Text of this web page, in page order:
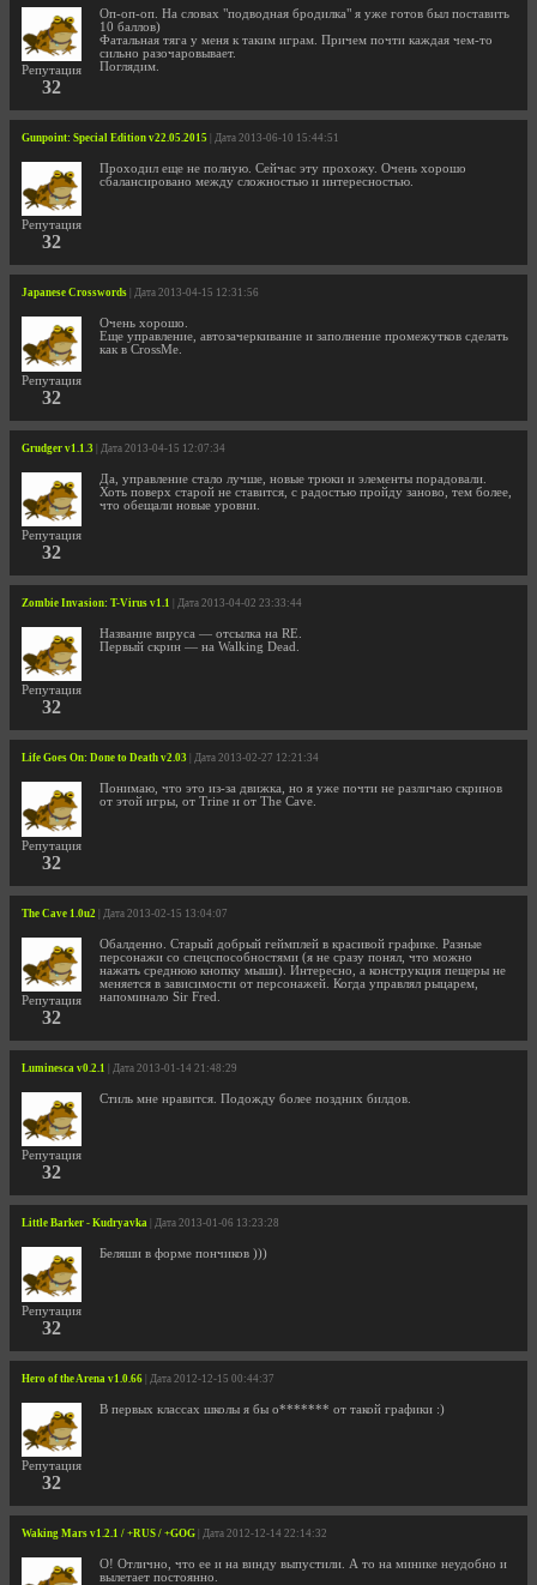
Репутация
32
Оп-оп-оп. На словах "подводная бродилка" я уже готов был поставить
10 баллов)
Фатальная тяга у меня к таким играм. Причем почти каждая чем-то
сильно разочаровывает.
Поглядим.
Gunpoint: Special Edition v22.05.2015 | Дата 2013-06-10 15:44:51
Репутация
32
Проходил еще не полную. Сейчас эту прохожу. Очень хорошо
сбалансировано между сложностью и интересностью.
Japanese Crosswords | Дата 2013-04-15 12:31:56
Репутация
32
Очень хорошо.
Еще управление, автозачеркивание и заполнение промежутков сделать
как в CrossMe.
Grudger v1.1.3 | Дата 2013-04-15 12:07:34
Репутация
32
Да, управление стало лучше, новые трюки и элементы порадовали.
Хоть поверх старой не ставится, с радостью пройду заново, тем более,
что обещали новые уровни.
Zombie Invasion: T-Virus v1.1 | Дата 2013-04-02 23:33:44
Репутация
32
Название вируса — отсылка на RE.
Первый скрин — на Walking Dead.
Life Goes On: Done to Death v2.03 | Дата 2013-02-27 12:21:34
Репутация
32
Понимаю, что это из-за движка, но я уже почти не различаю скринов
от этой игры, от Trine и от The Cave.
The Cave 1.0u2 | Дата 2013-02-15 13:04:07
Репутация
32
Обалденно. Старый добрый геймплей в красивой графике. Разные
персонажи со спецспособностями (я не сразу понял, что можно
нажать среднюю кнопку мыши). Интересно, а конструкция пещеры не
меняется в зависимости от персонажей. Когда управлял рыцарем,
напоминало Sir Fred.
Luminesca v0.2.1 | Дата 2013-01-14 21:48:29
Репутация
32
Cтиль мне нравится. Подожду более поздних билдов.
Little Barker - Kudryavka | Дата 2013-01-06 13:23:28
Репутация
32
Беляши в форме пончиков )))
Hero of the Arena v1.0.66 | Дата 2012-12-15 00:44:37
Репутация
32
В первых классах школы я бы о******* от такой графики :)
Waking Mars v1.2.1 / +RUS / +GOG | Дата 2012-12-14 22:14:32
О! Отлично, что ее и на винду выпустили. А то на минике неудобно и
вылетает постоянно.